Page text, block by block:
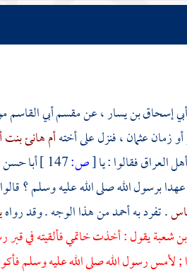
أبي إسحاق بن يسار ،عنمقسم أبي القاسم
أو زمانعثمان ،فنزل على أختهأم هانئ
أهل العراقفقالوا : يا[ص: أبا
برسول الله صلى الله عليه وسلم ؟
. تفرد بهأحمدمن هذا الوجه . وقد رواه
شعبةيقول : أخذت خاتمي فألقيته في
لأمس رسول الله صلى الله عليه وسلم